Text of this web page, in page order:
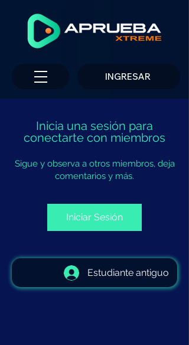
INGRESAR
Inicia una sesión para
conectarte con miembros
Sigue y observa a otros miembros, deja
comentarios y más.
Iniciar Sesión
Estudiante antiguo